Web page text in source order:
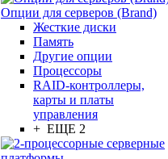
Опции для серверов (Brand)
Жесткие диски
Память
Другие опции
Процессоры
RAID-контроллеры,
карты и платы
управления
+ ЕЩЕ 2